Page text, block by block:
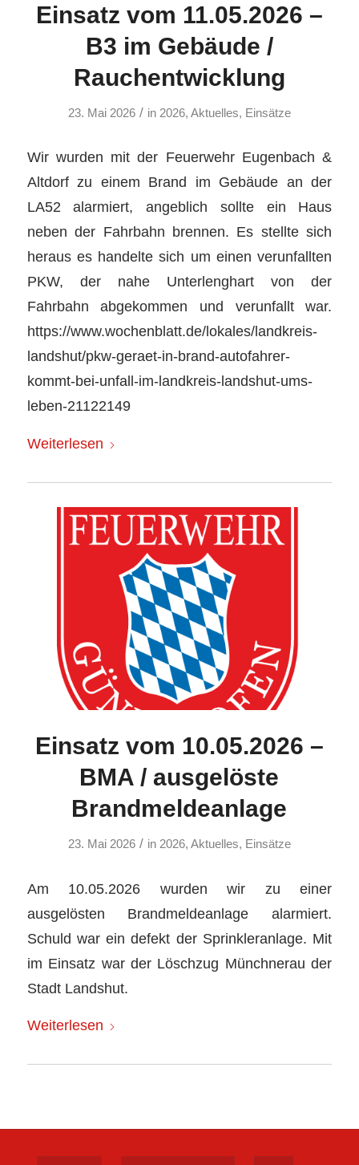
Einsatz vom 11.05.2026 –
B3 im Gebäude /
Rauchentwicklung
23. Mai 2026 / in 2026, Aktuelles, Einsätze
Wir wurden mit der Feuerwehr Eugenbach &
Altdorf zu einem Brand im Gebäude an der
LA52 alarmiert, angeblich sollte ein Haus
neben der Fahrbahn brennen. Es stellte sich
heraus es handelte sich um einen verunfallten
PKW, der nahe Unterlenghart von der
Fahrbahn abgekommen und verunfallt war.
https://www.wochenblatt.de/lokales/landkreis-
landshut/pkw-geraet-in-brand-autofahrer-
kommt-bei-unfall-im-landkreis-landshut-ums-
leben-21122149
Weiterlesen
Einsatz vom 10.05.2026 –
BMA / ausgelöste
Brandmeldeanlage
23. Mai 2026 / in 2026, Aktuelles, Einsätze
Am 10.05.2026 wurden wir zu einer
ausgelösten Brandmeldeanlage alarmiert.
Schuld war ein defekt der Sprinkleranlage. Mit
im Einsatz war der Löschzug Münchnerau der
Stadt Landshut.
Weiterlesen